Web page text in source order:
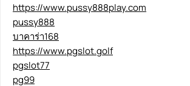
https://www.pussy888play.com
pussy888
บาคาร่า168
https://www.pgslot.golf
pgslot77
pg99